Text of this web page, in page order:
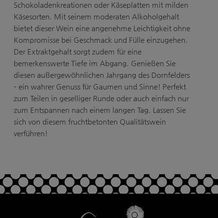
Schokoladenkreationen oder Käseplatten mit milden
Käsesorten. Mit seinem moderaten Alkoholgehalt
bietet dieser Wein eine angenehme Leichtigkeit ohne
Kompromisse bei Geschmack und Fülle einzugehen.
Der Extraktgehalt sorgt zudem für eine
bemerkenswerte Tiefe im Abgang. Genießen Sie
diesen außergewöhnlichen Jahrgang des Dornfelders
– ein wahrer Genuss für Gaumen und Sinne! Perfekt
zum Teilen in geselliger Runde oder auch einfach nur
zum Entspannen nach einem langen Tag. Lassen Sie
sich von diesem fruchtbetonten Qualitätswein
verführen!